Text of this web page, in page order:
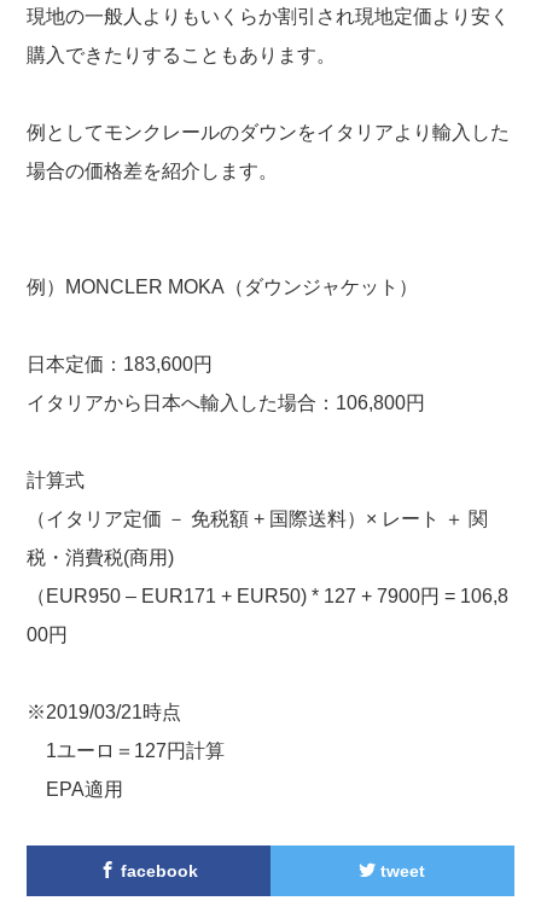
現地の一般人よりもいくらか割引され現地定価より安く
購入できたりすることもあります。
例としてモンクレールのダウンをイタリアより輸入した
場合の価格差を紹介します。
例）MONCLER MOKA（ダウンジャケット）
日本定価：183,600円
イタリアから日本へ輸入した場合：106,800円
計算式
（イタリア定価 － 免税額 + 国際送料）× レート ＋ 関
税・消費税(商用)
（EUR950 – EUR171 + EUR50) * 127 + 7900円 = 106,8
00円
※2019/03/21時点
1ユーロ＝127円計算
EPA適用
facebook tweet